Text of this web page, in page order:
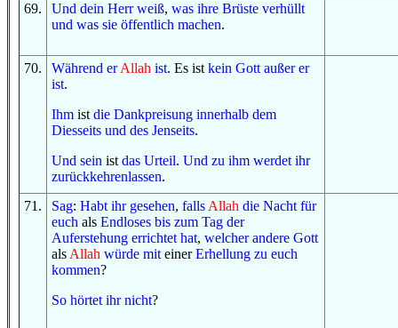
69. Und dein Herr weiß, was ihre Brüste verhüllt
und was sie öffentlich machen.
70. Während er Allah ist. Es ist kein Gott außer er
ist.
Ihm ist die Dankpreisung innerhalb dem
Diesseits und des Jenseits.
Und sein ist das Urteil. Und zu ihm werdet ihr
zurückkehrenlassen.
71 . Sag: Habt ihr gesehen, falls Allah die Nacht für
euch als Endloses bis zum Tag der
Auferstehung errichtet hat, welcher andere Gott
als Allah würde mit einerErhellung zu euch
kommen?
So hörtet ihrnicht?